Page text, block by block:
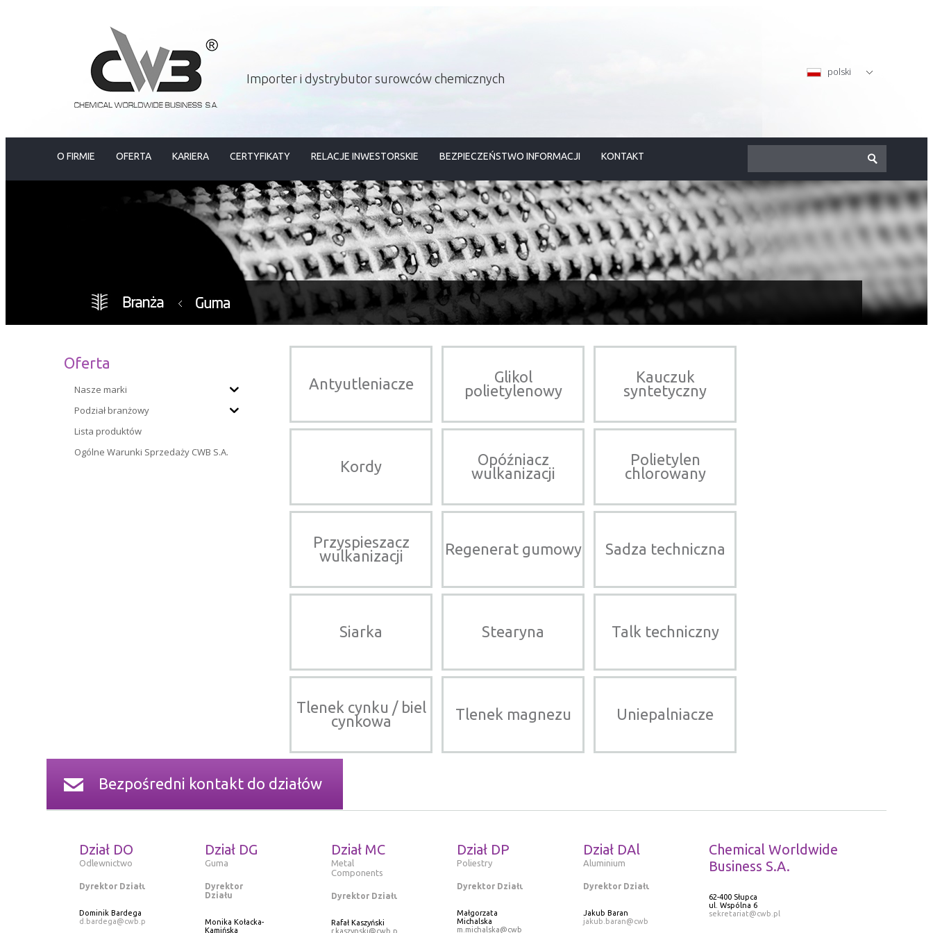
Importer i dystrybutor surowców chemicznych polski
O FIRMIE OFERTA KARIERA CERTYFIKATY RELACJE INWESTORSKIE BEZPIECZEŃSTWO INFORMACJI KONTAKT
Oferta
Nasze marki
Podział branżowy
Lista produktów
Ogólne Warunki Sprzedaży CWB S.A.
Antyutleniacze
Glikol
polietylenowy
Kauczuk
syntetyczny
Kordy
Opóźniacz
wulkanizacji
Polietylen
chlorowany
Przyspieszacz
wulkanizacji
Regenerat gumowy Sadza techniczna
Siarka Stearyna Talk techniczny
Tlenek cynku / biel
cynkowa
Tlenek magnezu Uniepalniacze
Bezpośredni kontakt do działów
Dział DO
Odlewnictwo
Dyrektor Działu
Dominik Bardega
d.bardega@cwb.pl
Dział DG
Guma
Dyrektor
Działu
Monika Kołacka-
Kamińska
Dział MC
Metal
Components
Dyrektor Działu
Rafał Kaszyński
r.kaszynski@cwb.pl
Dział DP
Poliestry
Dyrektor Działu
Małgorzata
Michalska
m.michalska@cwb.pl
Dział DAl
Aluminium
Dyrektor Działu
Jakub Baran
jakub.baran@cwb.pl
Chemical Worldwide
Business S.A.
62-400 Słupca
ul. Wspólna 6
sekretariat@cwb.pl